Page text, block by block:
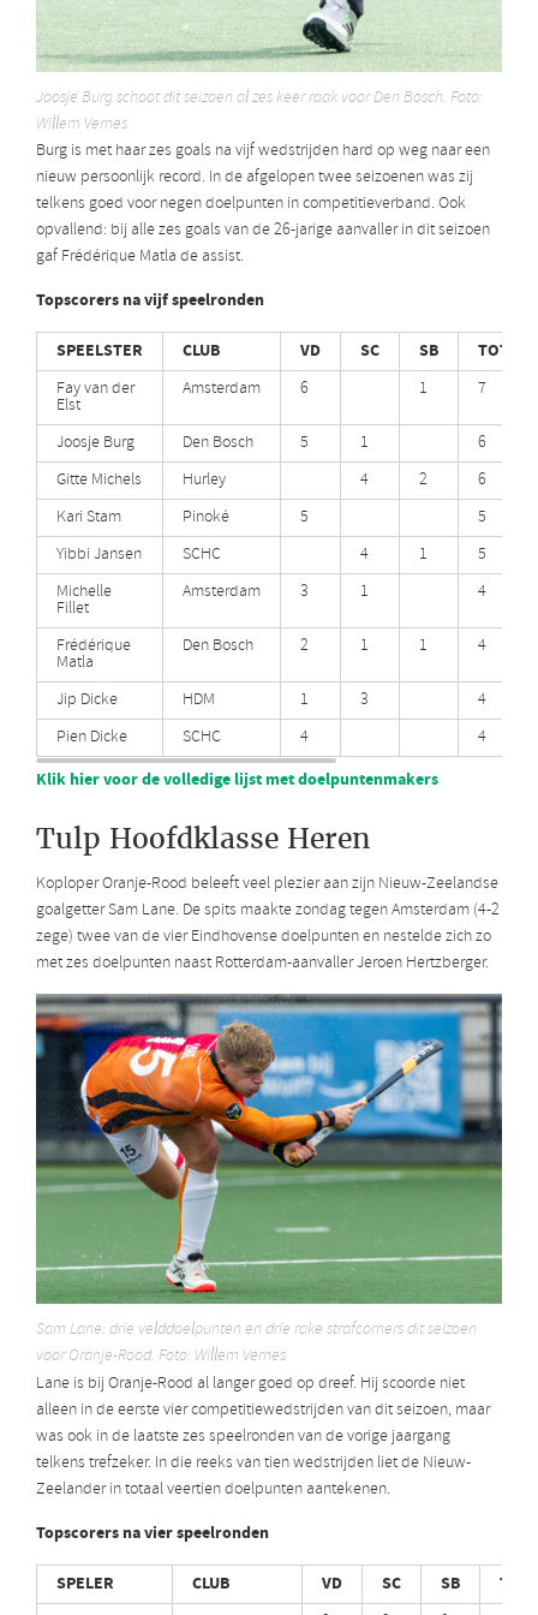
Joosje Burg schoot dit seizoen al zes keer raak voor Den Bosch. Foto:
Willem Vernes
Burg is met haar zes goals na vijf wedstrijden hard op weg naar een
nieuw persoonlijk record. In de afgelopen twee seizoenen was zij
telkens goed voor negen doelpunten in competitieverband. Ook
opvallend: bij alle zes goals van de 26-jarige aanvaller in dit seizoen
gaf Frédérique Matla de assist.
Topscorers na vijf speelronden
SPEELSTER CLUB VD SC SB TOT.
Fay van der
Elst
Amsterdam 6 1 7
Joosje Burg Den Bosch 5 1
6
Gitte Michels
Hurley 4 2
6
Kari Stam
Pinoké 5
5
Yibbi Jansen
SCHC 4 1
5
Michelle
Fillet
Amsterdam 3 1 4
Frédérique
Matla
Den Bosch 2 1 1 4
Jip Dicke HDM 1 3
4
Pien Dicke
SCHC 4 4
Klik hier voor de volledige lijst met doelpuntenmakers
Tulp Hoofdklasse Heren
Koploper Oranje-Rood beleeft veel plezier aan zijn Nieuw-Zeelandse
goalgetter Sam Lane. De spits maakte zondag tegen Amsterdam (4-2
zege) twee van de vier Eindhovense doelpunten en nestelde zich zo
met zes doelpunten naast Rotterdam-aanvaller Jeroen Hertzberger.
Sam Lane: drie velddoelpunten en drie rake strafcorners dit seizoen
voor Oranje-Rood. Foto: Willem Vernes
Lane is bij Oranje-Rood al langer goed op dreef. Hij scoorde niet
alleen in de eerste vier competitiewedstrijden van dit seizoen, maar
was ook in de laatste zes speelronden van de vorige jaargang
telkens trefzeker. In die reeks van tien wedstrijden liet de Nieuw-
Zeelander in totaal veertien doelpunten aantekenen.
Topscorers na vier speelronden
SPELER CLUB VD SC SB